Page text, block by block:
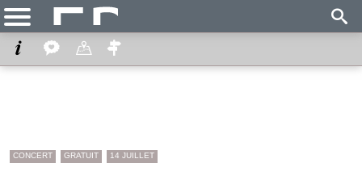
CONCERT GRATUIT 14 JUILLET